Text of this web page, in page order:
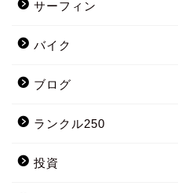
サーフィン
バイク
ブログ
ランクル250
投資